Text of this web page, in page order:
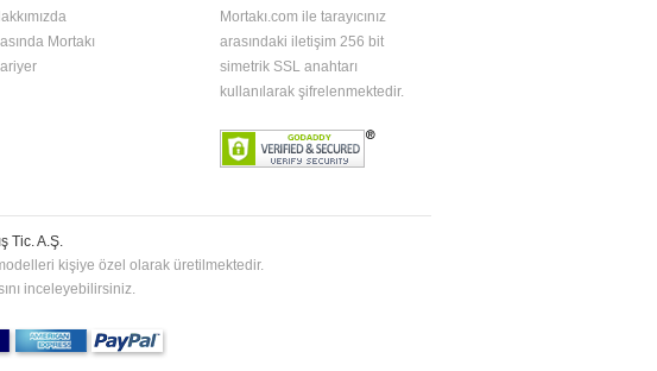
Mortakı
Mortakı.com ile tarayıcınız
arasındaki iletişim 256 bit
simetrik SSL anahtarı
kullanılarak şifrelenmektedir.
Tic. A.Ş.
kişiye özel olarak üretilmektedir.
inceleyebilirsiniz.